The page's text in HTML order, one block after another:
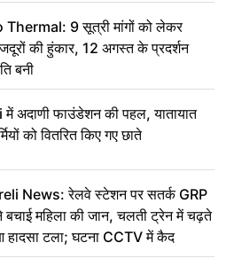
9 सूत्री मांगों को लेकर
की हुंकार, 12 अगस्त के प्रदर्शन
बनी
अदाणी फाउंडेशन की पहल, यातायात
को वितरित किए गए छाते
News: रेलवे स्टेशन पर सतर्क GRP
बचाई महिला की जान, चलती ट्रेन में चढ़ते
टला; घटना CCTV में कैद